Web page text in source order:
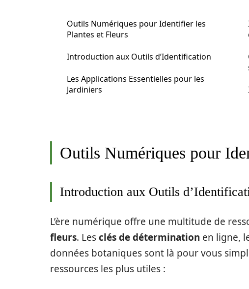
Outils Numériques pour Identifier les
Plantes et Fleurs
Introduction aux Outils d’Identification
Les Applications Essentielles pour les
Jardiniers
Outils Numériques pour
Introduction aux Outils
L’ère numérique offre une multitude de
fleurs. Lesclés de détermination en ligne,
données botaniques sont là pour vous
ressources les plus utiles :